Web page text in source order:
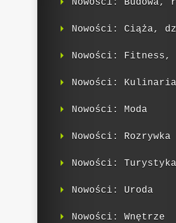
Nowości: Budowa,
Nowości: Ciąża,
Nowości:
Nowości: Kulinaria
Nowości: Moda
Nowości: Rozrywka
Nowości:
Nowości: Uroda
Nowości: Wnętrze